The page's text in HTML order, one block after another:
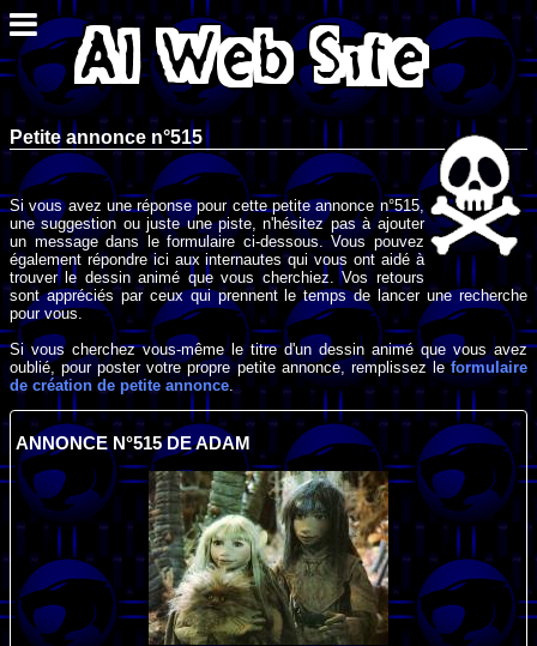
Petite annonce n°515
Si vous avez une réponse pour cette petite annonce n°515,
une suggestion ou juste une piste, n'hésitez pas à ajouter
un message dans le formulaire ci-dessous. Vous pouvez
également répondre ici aux internautes qui vous ont aidé à
trouver le dessin animé que vous cherchiez. Vos retours
sont appréciés par ceux qui prennent le temps de lancer une recherche
pour vous.
Si vous cherchez vous-même le titre d'un dessin animé que vous avez
oublié, pour poster votre propre petite annonce, remplissez leformulaire
de création de petite annonce .
ANNONCE N°515 DE ADAM